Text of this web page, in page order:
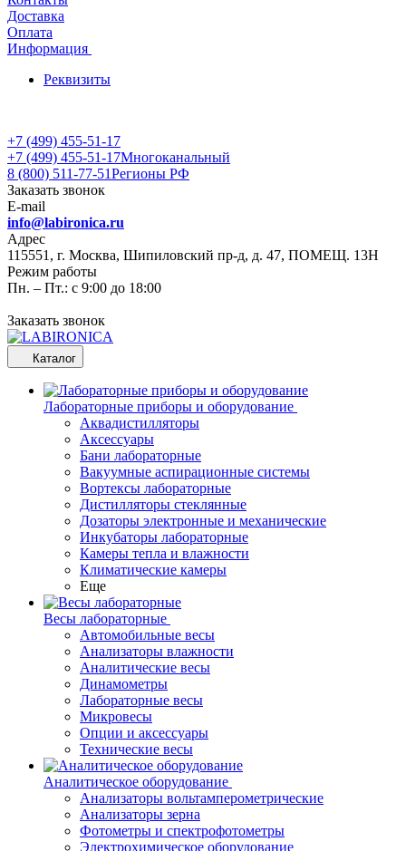
Доставка
Оплата
Информация
Реквизиты
+7 (499) 455-51-17
+7 (499) 455-51-17Многоканальный
8 (800) 511-77-51Регионы РФ
Заказать звонок
E-mail
info@labironica.ru
Адрес
115551, г. Москва, Шипиловский пр-д, д. 47, ПОМЕЩ. 13Н
Режим работы
Пн. – Пт.: с 9:00 до 18:00
Заказать звонок
Каталог
Лабораторные приборы и оборудование
Аквадистилляторы
Аксессуары
Бани лабораторные
Вакуумные аспирационные системы
Вортексы лабораторные
Дистилляторы стеклянные
Дозаторы электронные и механические
Инкубаторы лабораторные
Камеры тепла и влажности
Климатические камеры
Еще
Весы лабораторные
Автомобильные весы
Анализаторы влажности
Аналитические весы
Динамометры
Лабораторные весы
Микровесы
Опции и аксессуары
Технические весы
Аналитическое оборудование
Анализаторы вольтамперометрические
Анализаторы зерна
Фотометры и спектрофотометры
Электрохимическое оборудование